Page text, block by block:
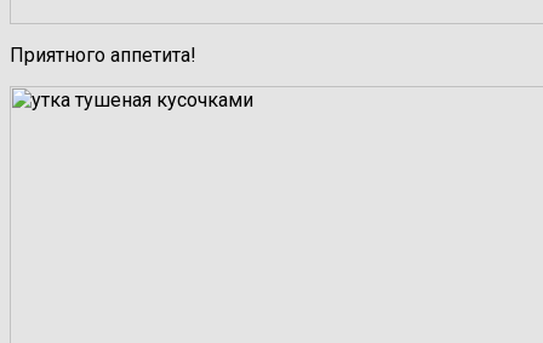
Приятного аппетита!